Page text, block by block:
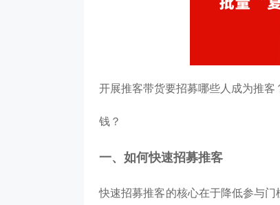
开展推客带货要招募哪些人成为推
钱？
一、如何快速招募推客
快速招募推客的核心在于降低参与门